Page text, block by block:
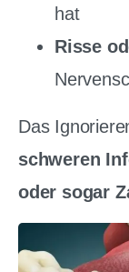
hat
Risse
Das
schweren
oder sogar